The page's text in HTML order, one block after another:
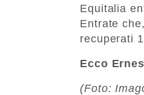
Equitalia
Entrate
recuperati
Ecco
(Foto: